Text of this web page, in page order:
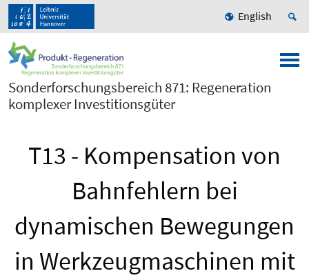
English
Sonderforschungsbereich 871: Regeneration
komplexer Investitionsgüter
T13 - Kompensation von
Bahnfehlern bei
dynamischen Bewegungen
in Werkzeugmaschinen mit